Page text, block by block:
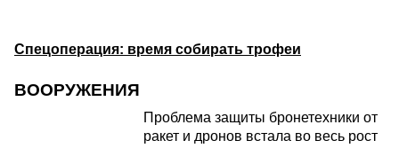
Спецоперация: время собирать трофеи
ВООРУЖЕНИЯ
Проблема защиты бронетехники от
ракет и дронов встала во весь рост